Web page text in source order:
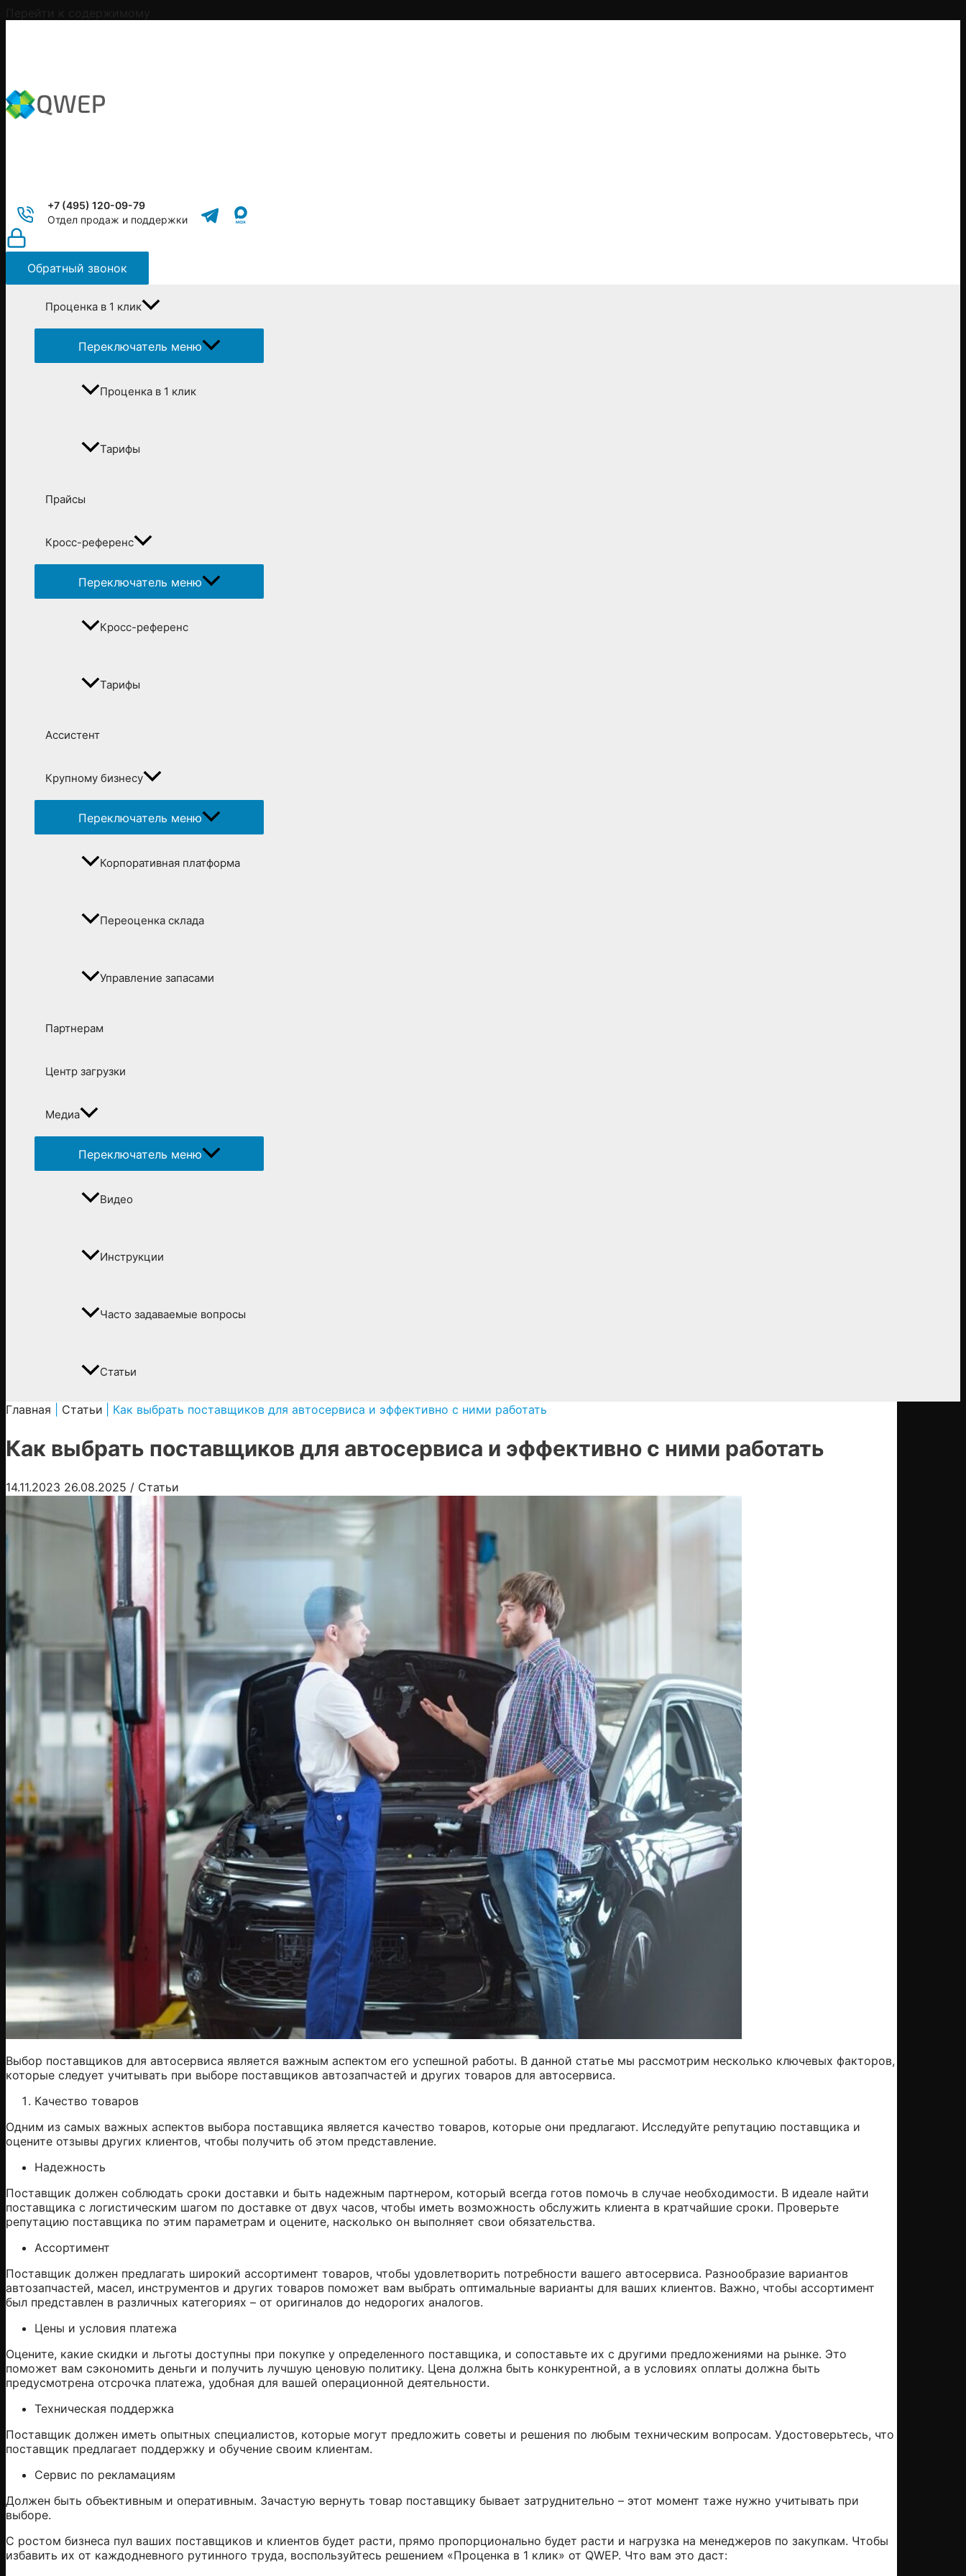
+7 (495) 120-09-79
Отдел продаж и поддержки
Обратный звонок
Проценка в 1 клик
Переключатель меню
Проценка в 1 клик
Тарифы
Прайсы
Кросс-референс
Переключатель меню
Кросс-референс
Тарифы
Ассистент
Крупному бизнесу
Переключатель меню
Корпоративная платформа
Переоценка склада
Управление запасами
Партнерам
Центр загрузки
Медиа
Переключатель меню
Видео
Инструкции
Часто задаваемые вопросы
Статьи
Главная Статьи Как выбрать поставщиков для автосервиса и эффективно с ними работать
Как выбрать поставщиков для автосервиса и эффективно с ними работать
14.11.2023 26.08.2025 / Статьи
Выбор поставщиков для автосервиса является важным аспектом его успешной работы. В данной статье мы рассмотрим несколько ключевых факторов,
которые следует учитывать при выборе поставщиков автозапчастей и других товаров для автосервиса.
Качество товаров
Одним из самых важных аспектов выбора поставщика является качество товаров, которые они предлагают. Исследуйте репутацию поставщика и
оцените отзывы других клиентов, чтобы получить об этом представление.
Надежность
Поставщик должен соблюдать сроки доставки и быть надежным партнером, который всегда готов помочь в случае необходимости. В идеале найти
поставщика с логистическим шагом по доставке от двух часов, чтобы иметь возможность обслужить клиента в кратчайшие сроки. Проверьте
репутацию поставщика по этим параметрам и оцените, насколько он выполняет свои обязательства.
Ассортимент
Поставщик должен предлагать широкий ассортимент товаров, чтобы удовлетворить потребности вашего автосервиса. Разнообразие вариантов
автозапчастей, масел, инструментов и других товаров поможет вам выбрать оптимальные варианты для ваших клиентов. Важно, чтобы ассортимент
был представлен в различных категориях – от оригиналов до недорогих аналогов.
Цены и условия платежа
Оцените, какие скидки и льготы доступны при покупке у определенного поставщика, и сопоставьте их с другими предложениями на рынке. Это
поможет вам сэкономить деньги и получить лучшую ценовую политику. Цена должна быть конкурентной, а в условиях оплаты должна быть
предусмотрена отсрочка платежа, удобная для вашей операционной деятельности.
Техническая поддержка
Поставщик должен иметь опытных специалистов, которые могут предложить советы и решения по любым техническим вопросам. Удостоверьтесь, что
поставщик предлагает поддержку и обучение своим клиентам.
Сервис по рекламациям
Должен быть объективным и оперативным. Зачастую вернуть товар поставщику бывает затруднительно – этот момент таже нужно учитывать при
выборе.
С ростом бизнеса пул ваших поставщиков и клиентов будет расти, прямо пропорционально будет расти и нагрузка на менеджеров по закупкам. Чтобы
избавить их от каждодневного рутинного труда, воспользуйтесь решением «Проценка в 1 клик» от QWEP. Что вам это даст: